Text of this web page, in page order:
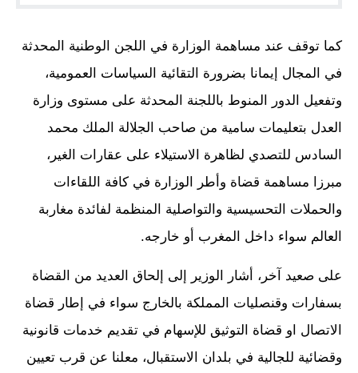
كما توقف عند مساهمة الوزارة في اللجن الوطنية المحدثة
في المجال إيمانا بضرورة التقائية السياسات العمومية،
وتفعيل الدور المنوط باللجنة المحدثة على مستوى وزارة
العدل بتعليمات سامية من صاحب الجلالة الملك محمد
السادس للتصدي لظاهرة الاستيلاء على عقارات الغير،
مبرزا مساهمة قضاة وأطر الوزارة في كافة اللقاءات
والحملات التحسيسية والتواصلية المنظمة لفائدة مغاربة
العالم سواء داخل المغرب أو خارجه.
على صعيد آخر، أشار الوزير إلى إلحاق العديد من القضاة
بسفارات وقنصليات المملكة بالخارج سواء في إطار قضاة
الاتصال او قضاة التوثيق للإسهام في تقديم خدمات قانونية
وقضائية للجالية في بلدان الاستقبال، معلنا عن قرب تعيين